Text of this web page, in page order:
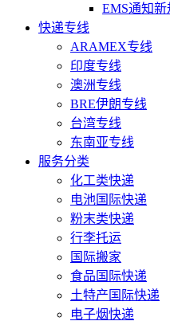
EMS通知新
快递专线
ARAMEX专线
印度专线
澳洲专线
BRE伊朗专线
台湾专线
东南亚专线
服务分类
化工类快递
电池国际快递
粉末类快递
行李托运
国际搬家
食品国际快递
土特产国际快递
电子烟快递